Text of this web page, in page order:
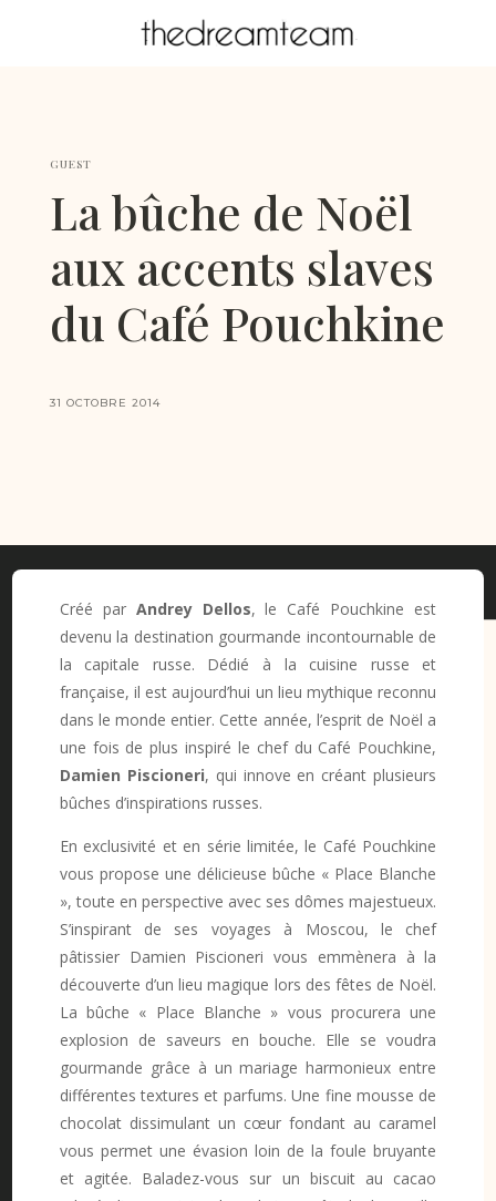
GUEST
La bûche de Noël
aux accents slaves
du Café Pouchkine
31 OCTOBRE 2014
Créé par Andrey Dellos, le Café Pouchkine est
devenu la destination gourmande incontournable de
la capitale russe. Dédié à la cuisine russe et
française, il est aujourd’hui un lieu mythique reconnu
dans le monde entier. Cette année, l’esprit de Noël a
une fois de plus inspiré le chef du Café Pouchkine,
Damien Piscioneri, qui innove en créant plusieurs
bûches d’inspirations russes.
En exclusivité et en série limitée, le Café Pouchkine
vous propose une délicieuse bûche « Place Blanche
», toute en perspective avec ses dômes majestueux.
S’inspirant de ses voyages à Moscou, le chef
pâtissier Damien Piscioneri vous emmènera à la
découverte d’un lieu magique lors des fêtes de Noël.
La bûche « Place Blanche » vous procurera une
explosion de saveurs en bouche. Elle se voudra
gourmande grâce à un mariage harmonieux entre
différentes textures et parfums. Une fine mousse de
chocolat dissimulant un cœur fondant au caramel
vous permet une évasion loin de la foule bruyante
et agitée. Baladez-vous sur un biscuit au cacao